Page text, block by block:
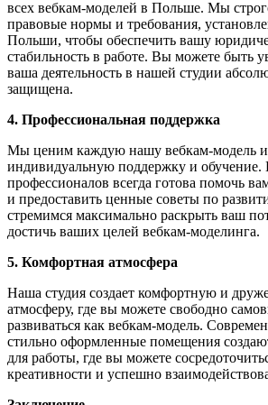
всех вебкам-моделей в Польше. Мы
правовые нормы и требования,
Польши, чтобы обеспечить вашу
стабильность в работе. Вы можете быть
ваша деятельность в нашей студии
защищена.
4. Профессиональная поддержка
Мы ценим каждую нашу вебкам-модель и
индивидуальную поддержку и обучение.
профессионалов всегда готова помочь
и предоставить ценные советы по
стремимся максимально раскрыть ваш
достичь ваших целей вебкам-моделинга.
5. Комфортная атмосфера
Наша студия создает комфортную и
атмосферу, где вы можете свободно
развиваться как вебкам-модель.
стильно оформленные помещения
для работы, где вы можете
креативности и успешно